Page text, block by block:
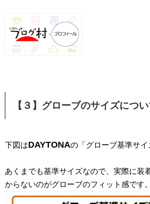
【３】グローブのサイズにつ
下図はDAYTONAの「グローブ基準サイ
あくまでも基準サイズなので、実際に装
からないのがグローブのフィット感です。